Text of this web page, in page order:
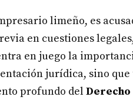
limeño, es
en cuestiones
en juego la
jurídica, sino
profundo del Derecho